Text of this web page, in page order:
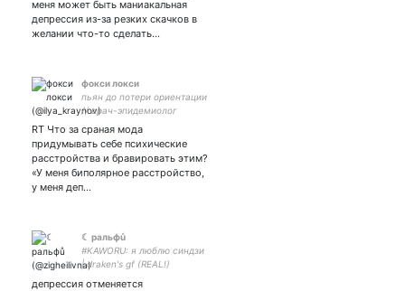
шутки и рисовать.
меня может быть маниакальная
депрессия из-за резких скачков в
желании что-то сделать…
фокси локси
пьян до потери ориентации
// врач-эпидемиолог
RT Что за сраная мода
придумывать себе психические
расстройства и бравировать этим?
«У меня биполярное расстройство,
у меня деп…
☾ ральфů
#KAWORU: я люблю синдзи
| draken's gf (REAL!)
депрессия отменяется